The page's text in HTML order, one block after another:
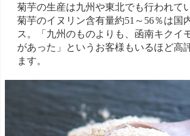
菊芋の生産は九州や東北でも行われて
菊芋のイヌリン含有量約51～56％は国
ス。「九州のものよりも、函南キクイ
があった」というお客様もいるほど高
ます。